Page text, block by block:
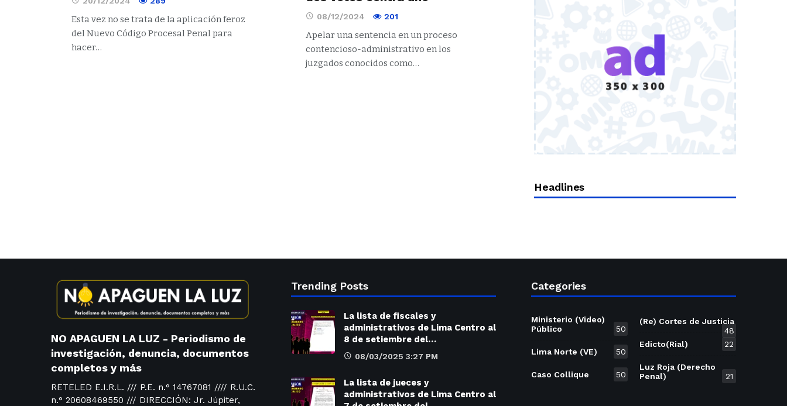
Esta vez no se trata de la aplicación feroz
del Nuevo Código Procesal Penal para
hacer…
08/12/2024 201
Apelar una sentencia en un proceso
contencioso-administrativo en los
juzgados conocidos como…
Headlines
NO APAGUEN LA LUZ - Periodismo de
investigación, denuncia, documentos
completos y más
RETELED E.I.R.L. /// P.E. n.° 14767081 //// R.U.C.
n.° 20608469550 /// DIRECCIÓN: Jr. Júpiter,
Trending Posts
La lista de fiscales y
administrativos de Lima Centro al
8 de setiembre del…
08/03/2025 3:27 PM
La lista de jueces y
administrativos de Lima Centro al
Categories
Ministerio (Video)
Público
50
Lima Norte (VE) 50
Caso Collique 50
(Re) Cortes de Justicia
48
Edicto(Rial)
22
Luz Roja (Derecho
Penal)
21